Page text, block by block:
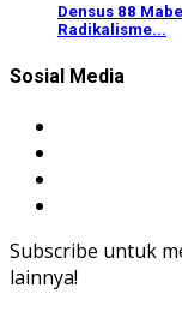
Densus 88
Radikalisme...
Sosial Media
Subscribe untuk
lainnya!